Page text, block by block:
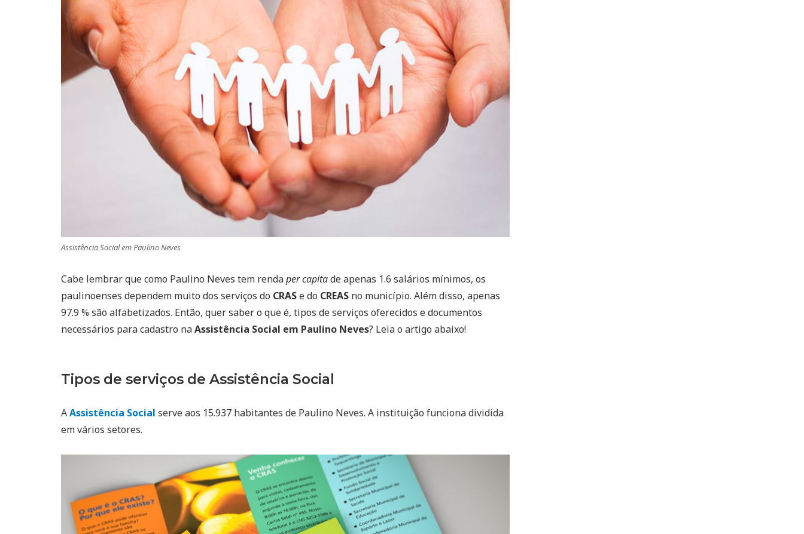
Assistência Social em Paulino Neves
Cabe lembrar que como Paulino Neves tem rendaper capitade apenas 1.6 salários mínimos, os
paulinoenses dependem muito dos serviços do CRASe do CREAS no município. Além disso, apenas
97.9 % são alfabetizados. Então, quer saber o que é, tipos de serviços oferecidos e documentos
necessários para cadastro naAssistência Social em Paulino Neves? Leia o artigo abaixo!
Tipos de serviços de Assistência Social
AAssistência Social serve aos 15.937 habitantes de Paulino Neves. A instituição funciona dividida
em vários setores.